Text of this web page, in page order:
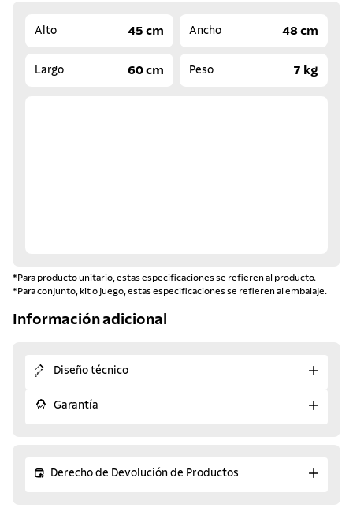
Alto 45 cm Ancho 48 cm
Largo 60 cm Peso 7 kg
*Para producto unitario, estas especificaciones se refieren al producto.
*Para conjunto, kit o juego, estas especificaciones se refieren al embalaje.
Información adicional
Diseño técnico
Garantía
Derecho de Devolución de Productos